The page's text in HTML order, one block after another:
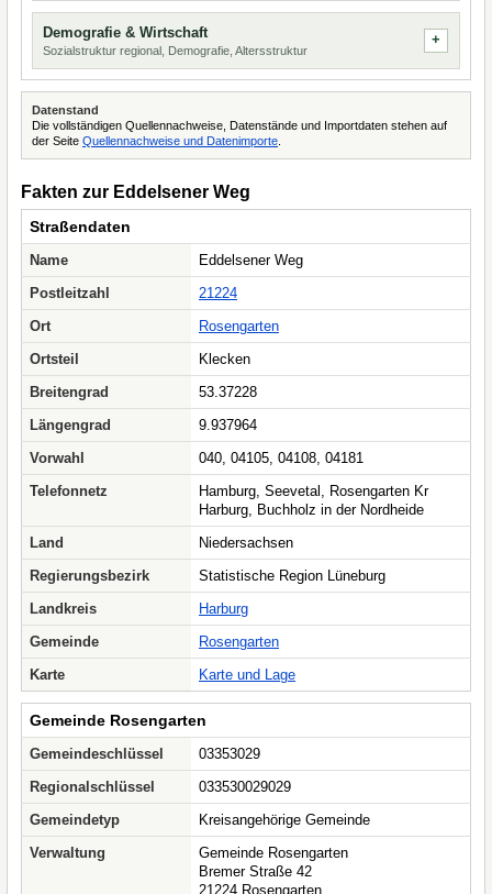
Demografie & Wirtschaft
Sozialstruktur regional, Demografie, Altersstruktur
Datenstand
Die vollständigen Quellennachweise, Datenstände und Importdaten stehen auf
der Seite Quellennachweise und Datenimporte
Fakten zur Eddelsener Weg
Straßendaten
Name
Eddelsener Weg
Postleitzahl
21224
Ort
Rosengarten
Ortsteil
Klecken
Breitengrad
53.37228
Längengrad
9.937964
Vorwahl
040, 04105, 04108, 04181
Telefonnetz
Hamburg, Seevetal, Rosengarten Kr
Harburg, Buchholz in der Nordheide
Land
Niedersachsen
Regierungsbezirk
Statistische Region Lüneburg
Landkreis
Harburg
Gemeinde
Rosengarten
Karte
Karte und Lage
Gemeinde Rosengarten
Gemeindeschlüssel
03353029
Regionalschlüssel
033530029029
Gemeindetyp
Kreisangehörige Gemeinde
Verwaltung
Gemeinde Rosengarten
Bremer Straße 42
21224 Rosengarten